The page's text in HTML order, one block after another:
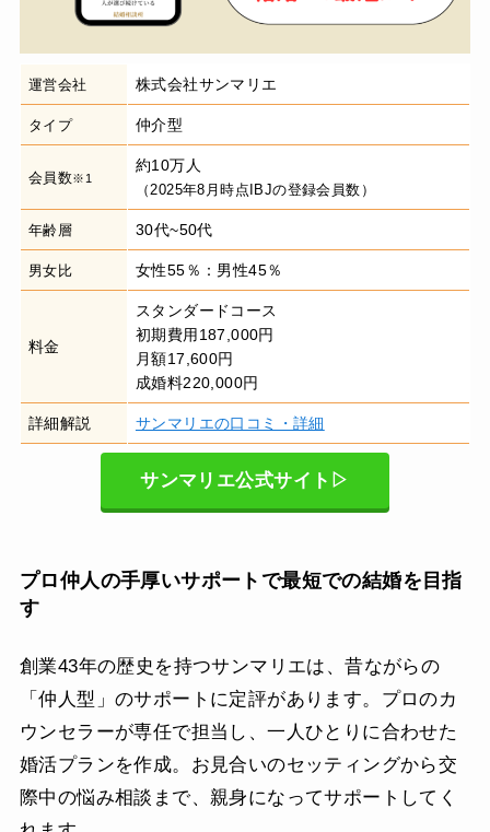
運営会社 株式会社サンマリエ
タイプ 仲介型
会員数※1
約10万人
（2025年8月時点IBJの登録会員数）
年齢層 30代~50代
男女比 女性55％：男性45％
料金
スタンダードコース
初期費用187,000円
月額17,600円
成婚料220,000円
詳細解説 サンマリエの口コミ・詳細
サンマリエ公式サイト▷
プロ仲人の手厚いサポートで最短での結婚を目指
す
創業43年の歴史を持つサンマリエは、昔ながらの
「仲人型」のサポートに定評があります。プロのカ
ウンセラーが専任で担当し、一人ひとりに合わせた
婚活プランを作成。お見合いのセッティングから交
際中の悩み相談まで、親身になってサポートしてく